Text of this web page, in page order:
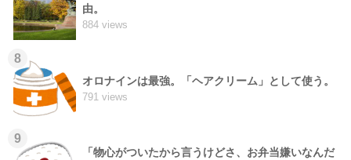
由。
884 views
8
オロナインは最強。「ヘアクリーム」として使う。
791 views
9
「物心がついたから言うけどさ、お弁当嫌いなんだ